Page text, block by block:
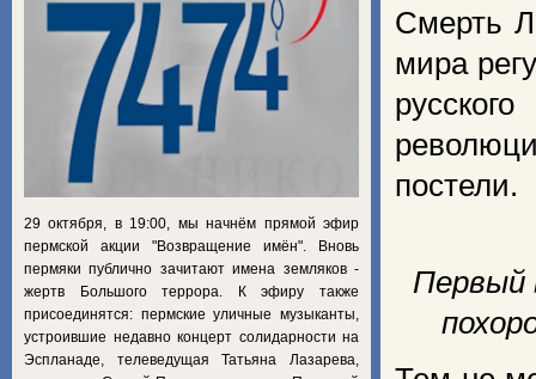
Смерть
мира
постели.
Первый
29 октября, в 19:00, мы начнём прямой эфир
пермской акции "Возвращение имён". Вновь
пермяки публично зачитают имена земляков -
жертв Большого террора. К эфиру также
присоединятся: пермские уличные музыканты,
устроившие недавно концерт солидарности на
Эспланаде, телеведущая Татьяна Лазарева,